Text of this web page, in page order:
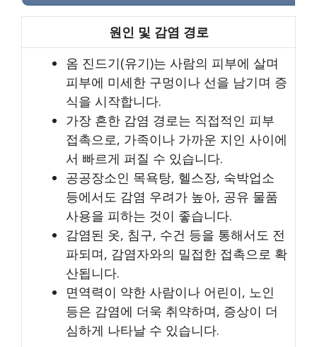
원인 및 감염 경로
옴 진드기(유기)는 사람의 피부에 살며
피부에 미세한 구멍이나 선을 남기며 증
식을 시작합니다.
가장 흔한 감염 경로는 직접적인 피부
접촉으로, 가족이나 가까운 지인 사이에
서 빠르게 퍼질 수 있습니다.
공공장소인 목욕탕, 헬스장, 숙박업소
등에서도 감염 우려가 높아, 공유 물품
사용을 피하는 것이 좋습니다.
감염된 옷, 침구, 수건 등을 통해서도 전
파되며, 감염자와의 밀접한 접촉으로 확
산됩니다.
면역력이 약한 사람이나 어린이, 노인
등은 감염에 더욱 취약하며, 증상이 더
심하게 나타날 수 있습니다.